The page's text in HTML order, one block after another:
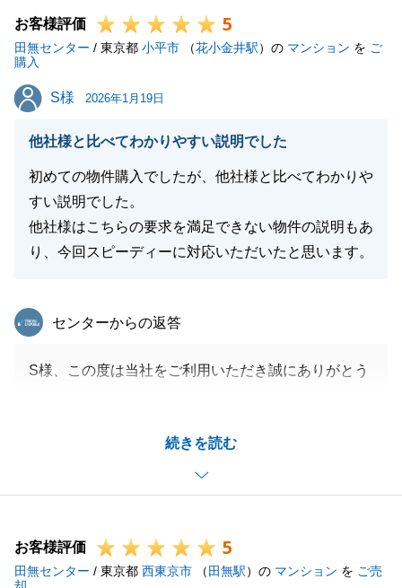
いたします。
お客様評価 5
田無センター / 東京都 小平市 （花小金井駅）の マンション を ご
購入
S様
S様 2026年1月19日
他社様と比べてわかりやすい説明でした
初めての物件購入でしたが、他社様と比べてわかりや
すい説明でした。
他社様はこちらの要求を満足できない物件の説明もあ
り、今回スピーディーに対応いただいたと思います。
続きを読む
東急リバブル
センターからの返答
S様、この度は当社をご利用いただき誠にありがとう
にご説明・対応することが出来、満足いただけ誠に嬉
何かありましたらお気軽にご相談ください。重ねて誠
お客様評価 5
田無センター / 東京都 西東京市 （ 田無駅）の マンション を ご売